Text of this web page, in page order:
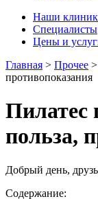
Наши
Специалисты
Цены и
Главная > Прочее >
противопоказания
Пилатес
польза,
Добрый день,
Содержание: